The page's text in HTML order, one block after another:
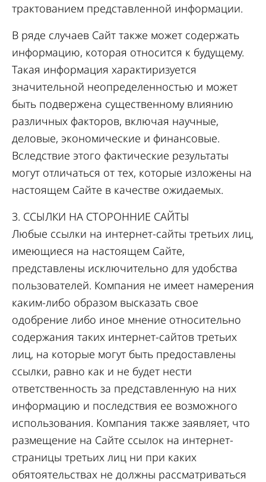
трактованием представленной информации.
В ряде случаев Сайт также может содержать
информацию, которая относится к будущему.
Такая информация характиризуется
значительной неопределенностью и может
быть подвержена существенному влиянию
различных факторов, включая научные,
деловые, экономические и финансовые.
Вследствие этого фактические результаты
могут отличаться от тех, которые изложены на
настоящем Сайте в качестве ожидаемых.
3. ССЫЛКИ НА СТОРОННИЕ САЙТЫ
Любые ссылки на интернет-сайты третьих лиц,
имеющиеся на настоящем Сайте,
представлены исключительно для удобства
пользователей. Компания не имеет намерения
каким-либо образом высказать свое
одобрение либо иное мнение относительно
содержания таких интернет-сайтов третьих
лиц, на которые могут быть предоставлены
ссылки, равно как и не будет нести
ответственность за представленную на них
информацию и последствия ее возможного
использования. Компания также заявляет, что
размещение на Сайте ссылок на интернет-
страницы третьих лиц ни при каких
обятоятельствах не должны рассматриваться